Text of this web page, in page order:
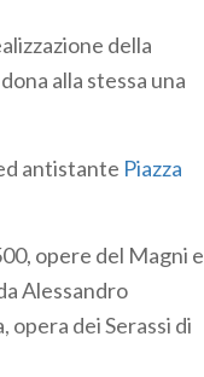
della
alla stessa una
antistante Piazza
opere del Magni e
Alessandro
dei Serassi di